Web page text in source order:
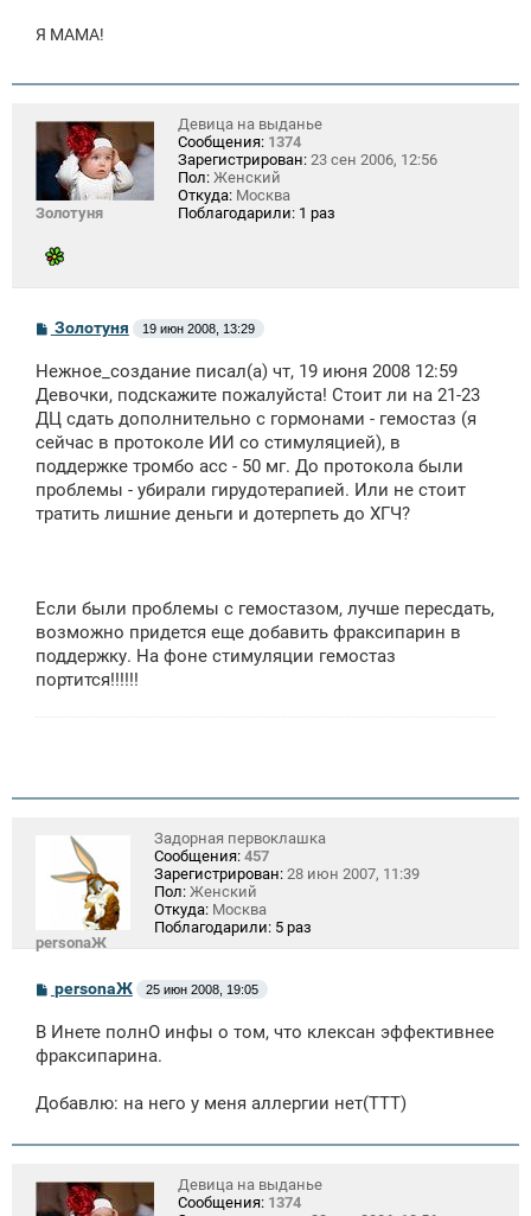
Я МАМА!
Золотуня
Девица на выданье
Сообщения: 1374
Зарегистрирован: 23 сен 2006, 12:56
Пол: Женский
Откуда: Москва
Поблагодарили: 1 раз
С
о
б
щ
н
и
Золотуня 19 июн 2008, 13:29
Нежное_создание писал(а) чт, 19 июня 2008 12:59
Девочки, подскажите пожалуйста! Стоит ли на 21-23
ДЦ сдать дополнительно с гормонами - гемостаз (я
сейчас в протоколе ИИ со стимуляцией), в
поддержке тромбо асс - 50 мг. До протокола были
проблемы - убирали гирудотерапией. Или не стоит
тратить лишние деньги и дотерпеть до ХГЧ?
Если были проблемы с гемостазом, лучше пересдать,
возможно придется еще добавить фраксипарин в
поддержку. На фоне стимуляции гемостаз
портится!!!!!!
personaЖ
Задорная первоклашка
Сообщения: 457
Зарегистрирован: 28 июн 2007, 11:39
Пол: Женский
Откуда: Москва
Поблагодарили: 5 раз
С
о
б
щ
е
и
personaЖ 25 июн 2008, 19:05
В Инете полнО инфы о том, что клексан эффективнее
фраксипарина.
Добавлю: на него у меня аллергии нет(ТТТ)
Девица на выданье
Сообщения: 1374